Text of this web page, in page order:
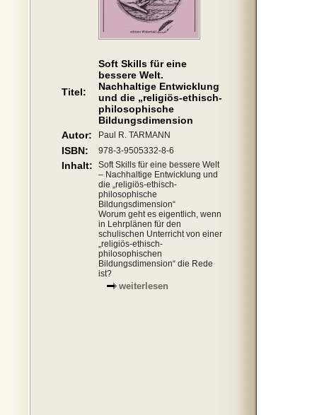
Titel:
Soft Skills für eine
bessere Welt.
Nachhaltige Entwicklung
und die „religiös-ethisch-
philosophische
Bildungsdimension
Autor:
Paul R. TARMANN
ISBN: 978-3-9505332-8-6
Inhalt:
Soft Skills für eine bessere Welt
– Nachhaltige Entwicklung und
die „religiös-ethisch-
philosophische
Bildungsdimension“
Worum geht es eigentlich, wenn
in Lehrplänen für den
schulischen Unterricht von einer
„religiös-ethisch-
philosophischen
Bildungsdimension“ die Rede
ist?
weiterlesen